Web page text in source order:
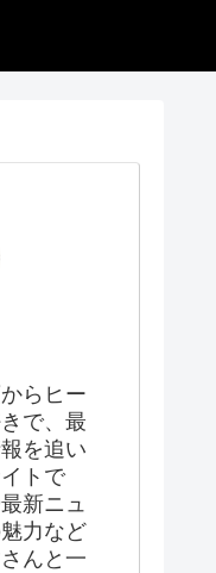
らヒー
で、最
を追い
トで
新ニュ
力など
んと一